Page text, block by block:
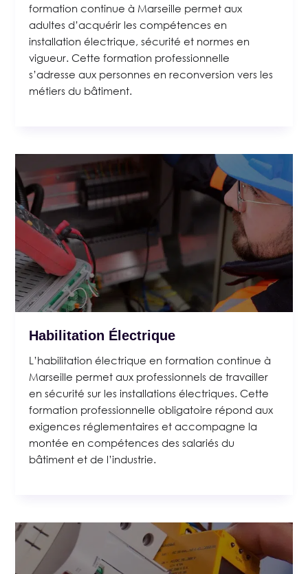
formation continue à Marseille permet aux
adultes d’acquérir les compétences en
installation électrique, sécurité et normes en
vigueur. Cette formation professionnelle
s’adresse aux personnes en reconversion vers les
métiers du bâtiment.
Habilitation Électrique
L’habilitation électrique en formation continue à
Marseille permet aux professionnels de travailler
en sécurité sur les installations électriques. Cette
formation professionnelle obligatoire répond aux
exigences réglementaires et accompagne la
montée en compétences des salariés du
bâtiment et de l’industrie.